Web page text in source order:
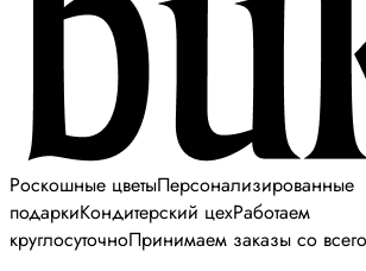
Роскошные цветыПерсонализированные
подаркиКондитерский цехРаботаем
круглосуточноПринимаем заказы со